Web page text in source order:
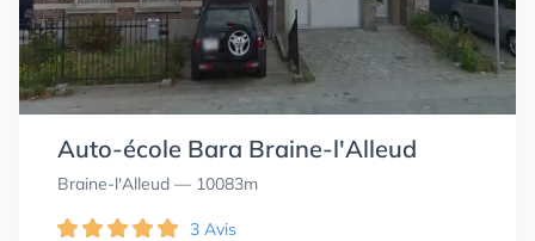
Auto-école Bara Braine-l'Alleud
Braine-l'Alleud — 10083m
3 Avis